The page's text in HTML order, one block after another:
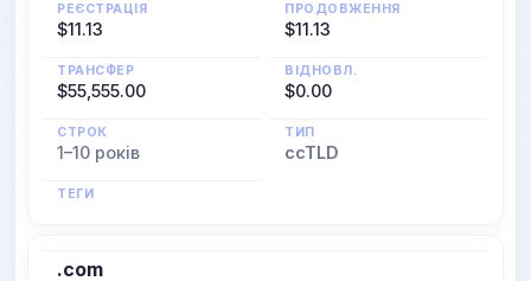
РЕЄСТРАЦІЯ
$11.13
ПРОДОВЖЕННЯ
$11.13
ТРАНСФЕР
$55,555.00
ВІДНОВЛ.
$0.00
СТРОК
1–10 років
ТИП
ccTLD
ТЕГИ
.com